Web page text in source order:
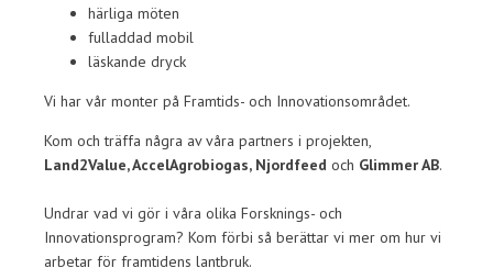
härliga möten
fulladdad mobil
läskande dryck
Vi har vår monter på Framtids- och Innovationsområdet.
Kom och träffa några av våra partners i projekten,
Land2Value, AccelAgrobiogas, Njordfeed och Glimmer AB.
Undrar vad vi gör i våra olika Forsknings- och
Innovationsprogram? Kom förbi så berättar vi mer om hur vi
arbetar för framtidens lantbruk.